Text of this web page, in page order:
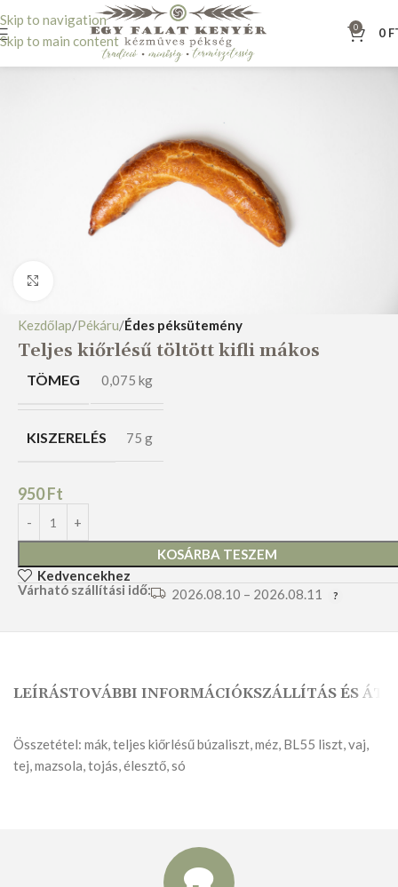
Skip to navigation
Skip to main content
0 0
Kezdőlap Pékáru Édes péksütemény
Teljes kiőrlésű töltött kifli mákos
TÖMEG 0,075 kg
KISZERELÉS 75 g
950Ft
KOSÁRBA TESZEM
Kedvencekhez
Várható szállítási idő:
2026.08.10 – 2026.08.11
LEÍRÁSTOVÁBBI INFORMÁCIÓKSZÁLLÍTÁS ÉS
Összetétel: mák, teljes kiőrlésű búzaliszt, méz, BL55 liszt, vaj,
tej, mazsola, tojás, élesztő, só